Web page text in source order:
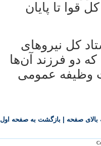
قوا تا پايان
کل نيروهای
دو فرزند آن‌ها
وظيفه عمومی
صفحه بازگشت به صفحه اول